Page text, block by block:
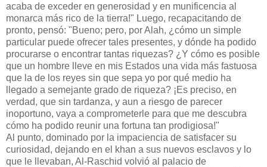
acaba de exceder en generosidad y en munificencia al
monarca más rico de la tierra!" Luego, recapacitando de
pronto, pensó: "Bueno; pero, por Alah, ¿cómo un simple
particular puede ofrecer tales presentes, y dónde ha podido
procurarse o encontrar tantas riquezas? ¿Y cómo es posible
que un hombre lleve en mis Estados una vida más fastuosa
que la de los reyes sin que sepa yo por qué medio ha
llegado a semejante grado de riqueza? ¡Es preciso, en
verdad, que sin tardanza, y aun a riesgo de parecer
inoportuno, vaya a comprometerle para que me descubra
cómo ha podido reunir una fortuna tan prodigiosa!"
Al punto, dominado por la impaciencia de satisfacer su
curiosidad, dejando en el khan a sus nuevos esclavos y lo
que le llevaban, Al-Raschid volvió al palacio de